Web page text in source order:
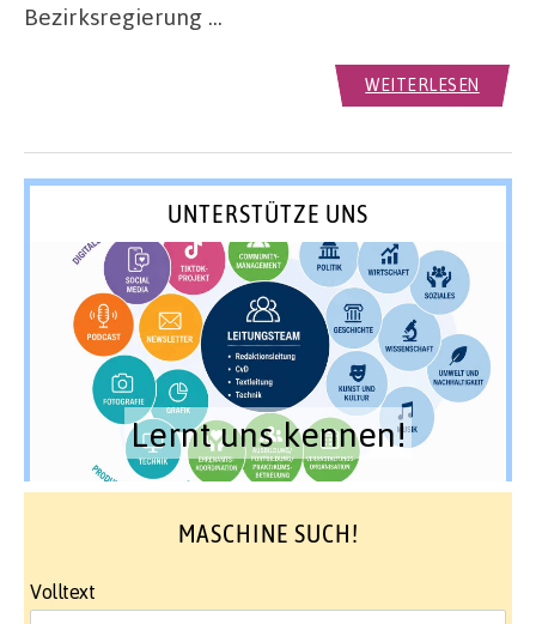
Bezirksregierung …
WEITERLESEN
UNTERSTÜTZE UNS
Lernt uns kennen!
MASCHINE SUCH!
Volltext